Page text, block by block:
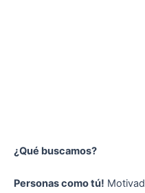
¿Qué buscamos?
Personas como tú!